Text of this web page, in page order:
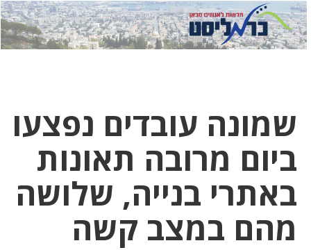
לחץ
כאן
לחץ
כדי
שמונה עובדים נפצעו
ביום מרובה תאונות
באתרי בנייה, שלושה
מהם במצב קשה